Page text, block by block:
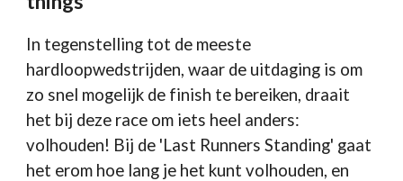
In tegenstelling tot de meeste
hardloopwedstrijden, waar de uitdaging is om
zo snel mogelijk de finish te bereiken, draait
het bij deze race om iets heel anders:
volhouden! Bij de 'Last Runners Standing' gaat
het erom hoe lang je het kunt volhouden, en